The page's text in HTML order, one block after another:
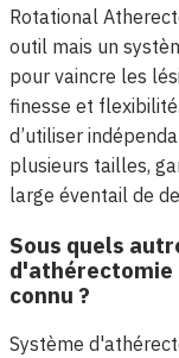
Rotational
outil mais un
pour vaincre les
finesse et
d’utiliser
plusieurs tailles,
large éventail de
Sous quels
d'athérectomie
connu ?
Système